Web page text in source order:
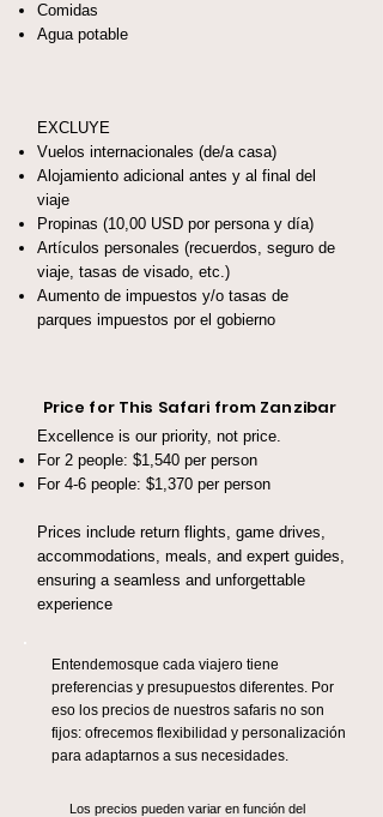
Comidas
Agua potable
EXCLUYE
Vuelos internacionales (de/a casa)
Alojamiento adicional antes y al final del
viaje
Propinas (10,00 USD por persona y día)
Artículos personales (recuerdos, seguro de
viaje, tasas de visado, etc.)
Aumento de impuestos y/o tasas de
parques impuestos por el gobierno
Price for This Safari from Zanzibar
Excellence is our priority, not price.
For 2 people: $1,540 per person
For 4-6 people: $1,370 per person
Prices include return flights, game drives,
accommodations, meals, and expert guides,
ensuring a seamless and unforgettable
experience
Entendemosque cada viajero tiene
preferencias y presupuestos diferentes. Por
eso los precios de nuestros safaris no son
fijos: ofrecemos flexibilidad y personalización
para adaptarnos a sus necesidades.
Los precios pueden variar en función del